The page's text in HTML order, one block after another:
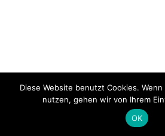
Diese Website benutzt Cookies.
nutzen, gehen wir von Ihrem
OK